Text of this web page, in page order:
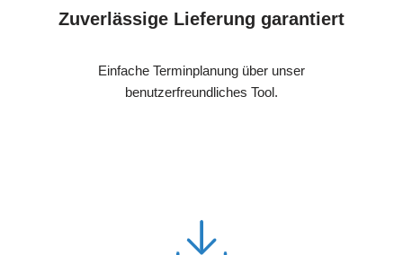
Zuverlässige Lieferung garantiert
Einfache Terminplanung über unser
benutzerfreundliches Tool.